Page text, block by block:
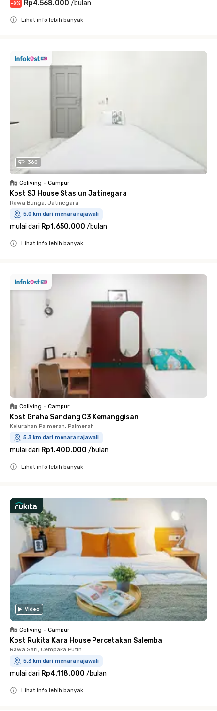
-8% Rp4.568.000 /bulan
Lihat info lebih banyak
360
Coliving • Campur
Kost SJ House Stasiun Jatinegara
Rawa Bunga, Jatinegara
5.0 km dari menara rajawali
mulai dari Rp1.650.000 /bulan
Lihat info lebih banyak
Coliving • Campur
Kost Graha Sandang C3 Kemanggisan
Kelurahan Palmerah, Palmerah
5.3 km dari menara rajawali
mulai dari Rp1.400.000 /bulan
Lihat info lebih banyak
Video
Coliving • Campur
Kost Rukita Kara House Percetakan Salemba
Rawa Sari, Cempaka Putih
5.3 km dari menara rajawali
mulai dari Rp4.118.000 /bulan
Lihat info lebih banyak